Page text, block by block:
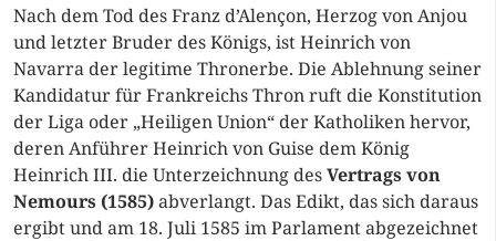
Nach dem Tod des Franz d’Alençon, Herzog von Anjou
und letzter Bruder des Königs, ist Heinrich von
Navarra der legitime Thronerbe. Die Ablehnung seiner
Kandidatur für Frankreichs Thron ruft die Konstitution
der Liga oder „Heiligen Union“ der Katholiken hervor,
deren Anführer Heinrich von Guise dem König
Heinrich III. die Unterzeichnung desVertrags von
Nemours (1585)abverlangt. Das Edikt, das sich daraus
ergibt und am 18. Juli 1585 im Parlament abgezeichnet